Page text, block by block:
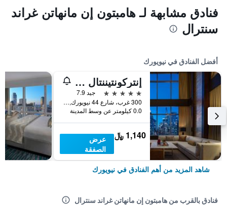
فنادق مشابهة لـ هامبتون إن مانهاتن غراند
سنترال
أفضل الفنادق في نيويورك
إنتركونتيننتال نيويورك تاميز سكوير
5 نجوم
جيد 7.9
300 غرب، شارع 44 نيويورك, نيويورك, NY, الولايات المتحدة الأميريكية
0.0 كيلومتر عن وسط المدينة
1,140 ﷼
عرض
الصفقة
شاهد المزيد من أهم الفنادق في نيويورك
فنادق بالقرب من هامبتون إن مانهاتن غراند سنترال